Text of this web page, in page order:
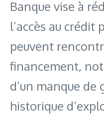
Banque vise à
l’accès au crédit
peuvent
financement,
d’un manque de
historique